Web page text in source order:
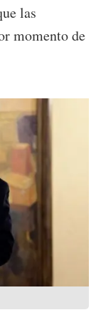
las
momento de